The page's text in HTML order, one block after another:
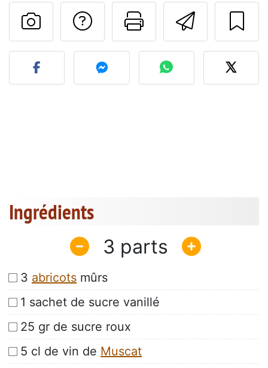
Imprimer
Poser une
Publier votre photo de
Ingrédients
3
3 abricots mûrs
1 sachet de sucre vanillé
25 gr de sucre roux
5 cl de vin de Muscat